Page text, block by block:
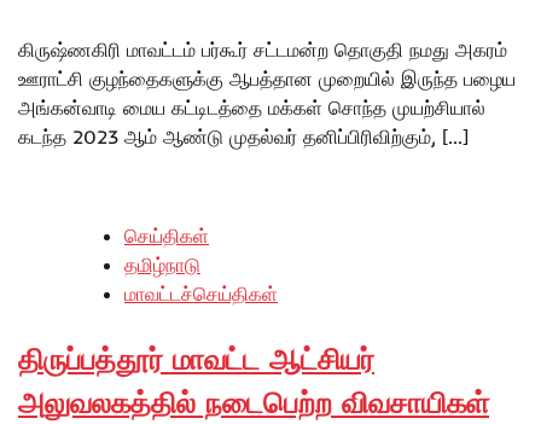
கிருஷ்ணகிரி மாவட்டம் பர்கூர் சட்டமன்ற தொகுதி நமது அகரம்
ஊராட்சி குழந்தைகளுக்கு ஆபத்தான முறையில் இருந்த பழைய
அங்கன்வாடி மைய கட்டிடத்தை மக்கள் சொந்த முயற்சியால்
கடந்த 2023 ஆம் ஆண்டு முதல்வர் தனிப்பிரிவிற்கும், […]
செய்திகள்
தமிழ்நாடு
மாவட்டச்செய்திகள்
திருப்பத்தூர் மாவட்ட ஆட்சியர்
அலுவலகத்தில் நடைபெற்ற விவசாயிகள்